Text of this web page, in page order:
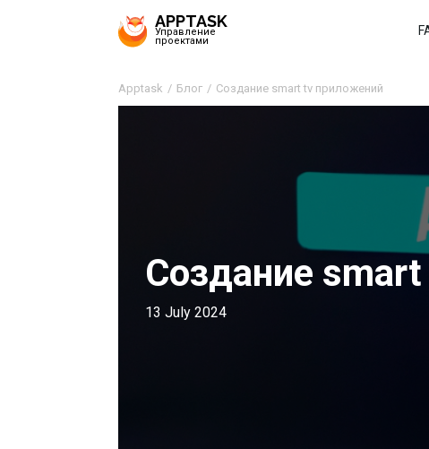
APPTASK
Управление
проектами
Apptask Блог Создание smart tv приложений
Создание
13 July 2024